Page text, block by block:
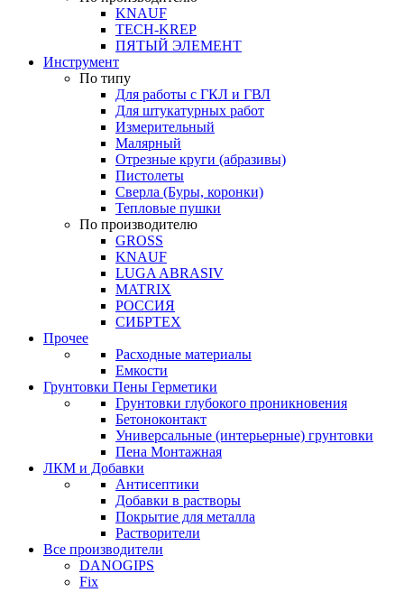
KNAUF
TECH-KREP
ПЯТЫЙ ЭЛЕМЕНТ
Инструмент
По типу
Для работы с ГКЛ и ГВЛ
Для штукатурных работ
Измерительный
Малярный
Отрезные круги (абразивы)
Пистолеты
Сверла (Буры, коронки)
Тепловые пушки
По производителю
GROSS
KNAUF
LUGA ABRASIV
MATRIX
РОССИЯ
СИБРТЕХ
Прочее
Расходные материалы
Емкости
Грунтовки Пены Герметики
Грунтовки глубокого проникновения
Бетоноконтакт
Универсальные (интерьерные) грунтовки
Пена Монтажная
ЛКМ и Добавки
Антисептики
Добавки в растворы
Покрытие для металла
Растворители
Все производители
DANOGIPS
Fix